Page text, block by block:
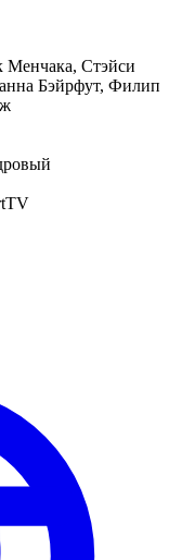
Стэйси
Бэйрфут, Филип